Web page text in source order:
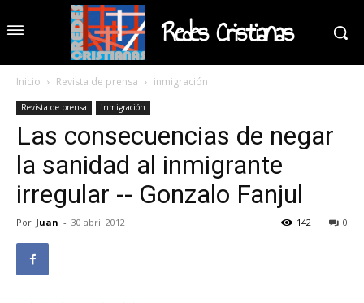
Redes Cristianas
Inicio Revista de prensa inmigración
Revista de prensa inmigración
Las consecuencias de negar
la sanidad al inmigrante
irregular -- Gonzalo Fanjul
Por Juan - 30 abril 2012 0
142